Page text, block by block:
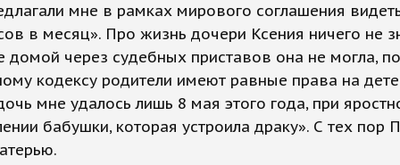
мне в рамках мирового соглашения
в месяц». Про жизнь дочери Ксения ничего не
домой через судебных приставов она не могла,
кодексу родители имеют равные права на
мне удалось лишь 8 мая этого года, при
бабушки, которая устроила драку». С тех пор